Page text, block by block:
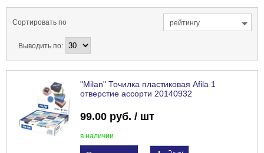
Сортировать по рейтингу
Выводить по:
"Milan" Точилка пластиковая Afila 1
отверстие ассорти 20140932
99.00 руб. / шт
в наличии